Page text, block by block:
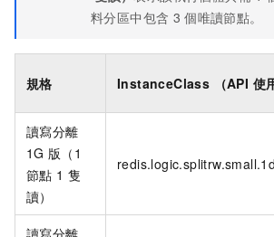
料分區中包含 3 個唯讀節點。
規格 InstanceClass （API 使用
讀寫分離
1G 版（1
節點 1 隻
讀）